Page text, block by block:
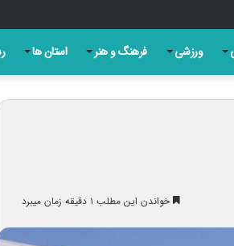
خود را پذیرفته است
ورزشی فرهنگ و هنر استان ها
خواندن این مطلب ۱ دقیقه زمان میبرد